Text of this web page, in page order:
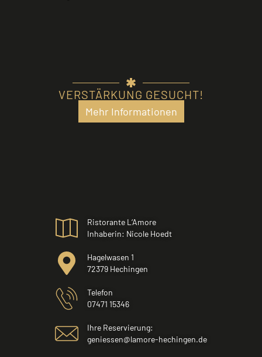
VERSTÄRKUNG GESUCHT!
Mehr Informationen
Ristorante L‘Amore
Inhaberin: Nicole Hoedt
Hagelwasen 1
72379 Hechingen
Telefon
07471 15346
Ihre Reservierung:
geniessen@lamore-hechingen.de